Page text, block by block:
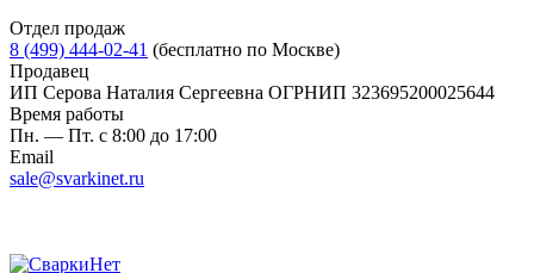
Отдел продаж
8 (499) 444-02-41 (бесплатно по Москве)
Продавец
ИП Серова Наталия Сергеевна ОГРНИП 323695200025644
Время работы
Пн. — Пт. с 8:00 до 17:00
Email
sale@svarkinet.ru